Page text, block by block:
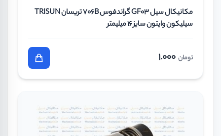
مکانیکال سیل GF03 گراندفوس 706B تریسان TRISUN
سیلیکون وایتون سایز 16 میلیمتر
تومان 1.000